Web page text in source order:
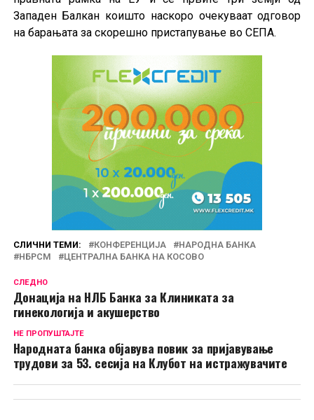
Западен Балкан коишто наскоро очекуваат одговор
на барањата за скорешно пристапување во СЕПА.
СЛИЧНИ ТЕМИ: КОНФЕРЕНЦИЈА
НАРОДНА БАНКА
НБРСМ
ЦЕНТРАЛНА БАНКА НА КОСОВО
СЛЕДНО
Донација на НЛБ Банка за Клиниката за
гинекологија и акушерство
НЕ ПРОПУШТАЈТЕ
Народната банка објавува повик за пријавување
трудови за 53. сесија на Клубот на истражувачите